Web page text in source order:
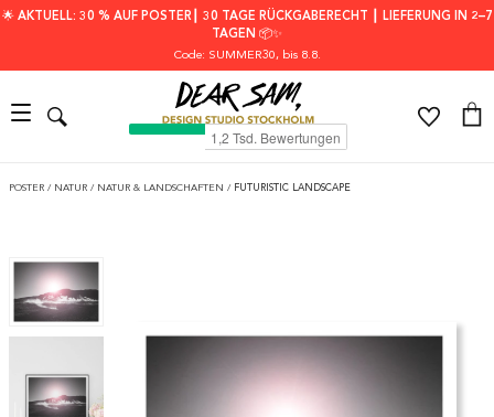
🌟 AKTUELL: 30 % AUF POSTER┃ 30 TAGE RÜCKGABERECHT ┃ LIEFERUNG IN 2–7
TAGEN 📦✨
Code: SUMMER30, bis 8.8.
POSTER / NATUR / NATUR & LANDSCHAFTEN / FUTURISTIC LANDSCAPE